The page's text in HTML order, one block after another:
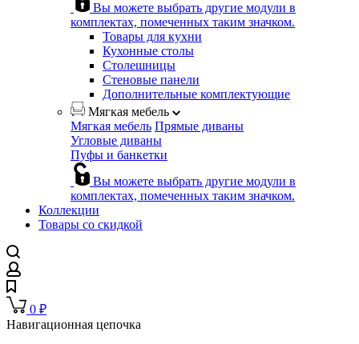
Вы можете выбрать другие модули в
комплектах, помеченных таким значком.
Товары для кухни
Кухонные столы
Столешницы
Стеновые панели
Дополнительные комплектующие
Мягкая мебель
Мягкая мебель Прямые диваны
Угловые диваны
Пуфы и банкетки
Вы можете выбрать другие модули в
комплектах, помеченных таким значком.
Коллекции
Товары со скидкой
0 ₽
Навигационная цепочка